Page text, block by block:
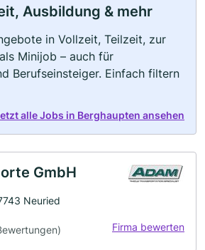
Ausbildung & mehr
in Vollzeit, Teilzeit, zur
Minijob – auch für
Berufseinsteiger. Einfach filtern
alle Jobs in Berghaupten ansehen
GmbH
Neuried
Firma bewerten